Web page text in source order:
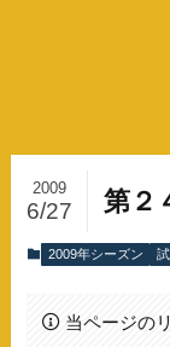
第２
2009
6/27
2009年シーズン
当ページの